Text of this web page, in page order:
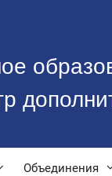
Объединения